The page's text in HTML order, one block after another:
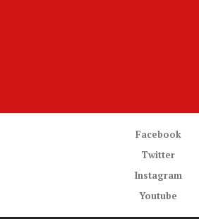
Facebook
Twitter
Instagram
Youtube